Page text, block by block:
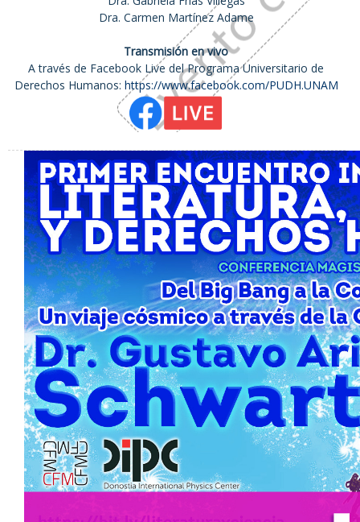
Dra. Carmen Martínez Adame
Transmisión en vivo
A través de Facebook Live del Programa Universitario de
Derechos Humanos: https://www.facebook.com/PUDH.UNAM